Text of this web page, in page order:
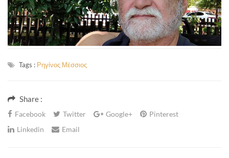
Tags : Ρηγίνος Μέσσιος
Share :
Facebook Twitter Google+
Pinterest
Linkedin
Email